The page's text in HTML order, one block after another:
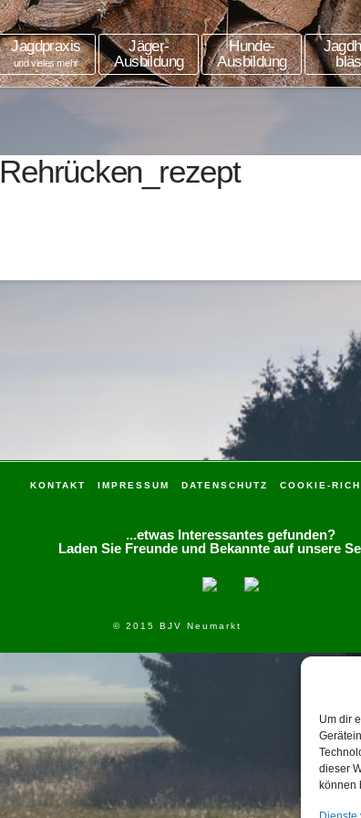
Um dir
dieser
können
Jagdpraxis
und vieles mehr
Jäger-
Ausbildung
Hunde-
Ausbildung
Rehrücken_rezept
KONTAKT IMPRESSUM DATENSCHUTZ COOKIE-
...etwas Interessantes gefunden?
Laden Sie Freunde und Bekannte auf unsere
© 2015 BJV Neumarkt